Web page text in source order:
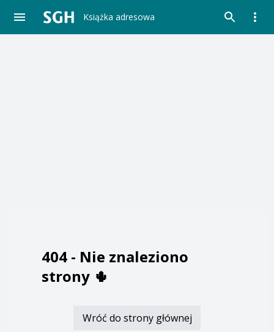
Książka adresowa
404 - Nie znaleziono
strony 🌵
Wróć do strony głównej